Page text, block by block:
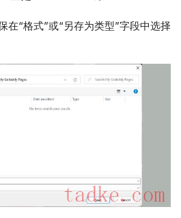
在“格式”或“另存为类型”字段中选择